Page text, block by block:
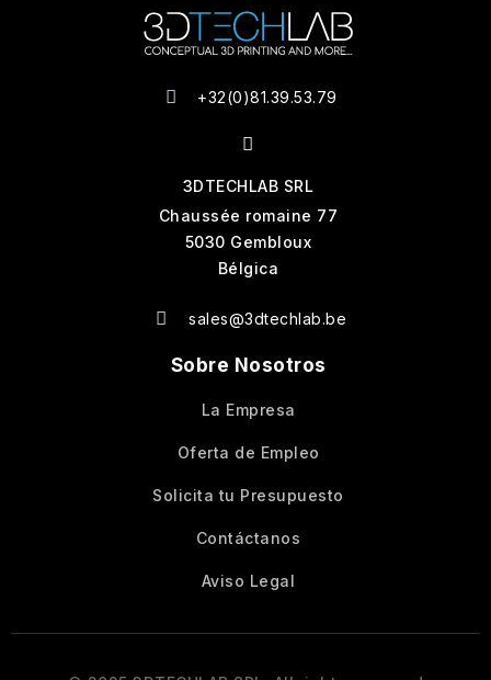
+32(0)81.39.53.79
3DTECHLAB SRL
Chaussée romaine 77
5030 Gembloux
Bélgica
sales@3dtechlab.be
Sobre Nosotros
La Empresa
Oferta de Empleo
Solicita tu Presupuesto
Contáctanos
Aviso Legal